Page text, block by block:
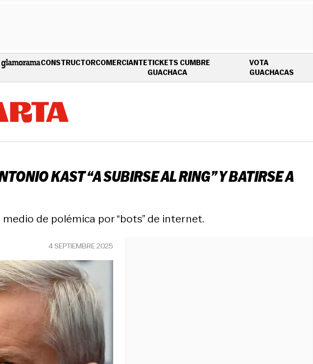
CONSTRUCTORCOMERCIANTETICKETS CUMBRE
GUACHACAOPENS IN NEW WINDOW
VOTA
GUACHACAS
KAST “A SUBIRSE AL RING” Y BATIRSE A
de polémica por “bots” de internet.
4 SEPTIEMBRE 2025